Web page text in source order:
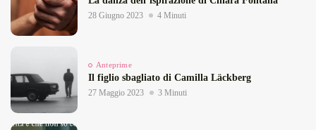
28 Giugno 2023 4 Minuti
Anteprime
Il figlio sbagliato di Camilla Läckberg
27 Maggio 2023 3 Minuti